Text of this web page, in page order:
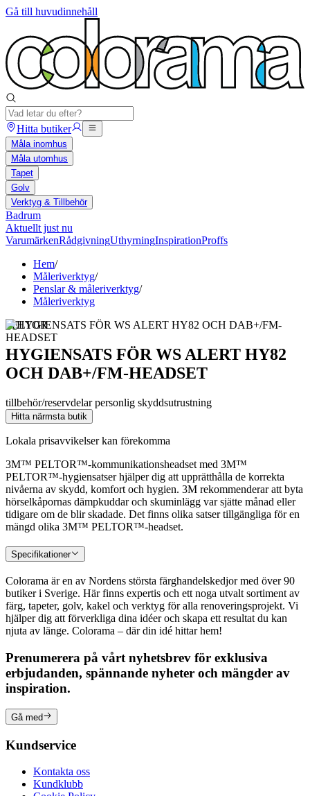
Gå till huvudinnehåll
Hitta butiker
Måla inomhus
Måla utomhus
Tapet
Golv
Verktyg & Tillbehör
Badrum
Aktuellt just nu
VarumärkenRådgivningUthyrningInspirationProffs
Hem/
Måleriverktyg/
Penslar & måleriverktyg/
Måleriverktyg
PELTOR
HYGIENSATS FÖR WS ALERT HY82
OCH DAB+/FM-HEADSET
tillbehör/reservdelar personlig skyddsutrustning
Hitta närmsta butik
Lokala prisavvikelser kan förekomma
3M™ PELTOR™-kommunikationsheadset med 3M™
PELTOR™-hygiensatser hjälper dig att upprätthålla de korrekta
nivåerna av skydd, komfort och hygien. 3M rekommenderar att byta
hörselkåpornas dämpkuddar och skuminlägg var sjätte månad eller
tidigare om de blir skadade. Det finns olika satser tillgängliga för en
mängd olika 3M™ PELTOR™-headset.
Specifikationer
Colorama är en av Nordens största färghandelskedjor med över 90
butiker i Sverige. Här finns expertis och ett noga utvalt sortiment av
färg, tapeter, golv, kakel och verktyg för alla renoveringsprojekt. Vi
hjälper dig att förverkliga dina idéer och skapa ett resultat du kan
njuta av länge. Colorama – där din idé hittar hem!
Prenumerera på vårt nyhetsbrev för exklusiva
erbjudanden, spännande nyheter och mängder av
inspiration.
Gå med
Kundservice
Kontakta oss
Kundklubb